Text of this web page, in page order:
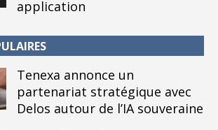
application
Tenexa annonce un
partenariat stratégique avec
Delos autour de l’IA souveraine